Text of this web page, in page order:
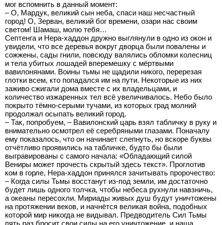
мог вспомнить в данный момент:
– О, Мардук, великий сын неба, спаси наш несчастный
город! О, Зерван, великий бог времени, озари нас своим
светом! Шамаш, молю тебя…
Септенга и Нера-хаддон дружно выглянули в одно из окон и
увидели, что все деревья вокруг дворца были повалены и
сожжены, сады гнили, повсюду валялись обломки колесниц
и тела убитых лошадей вперемешку с мёртвыми
вавилонянами. Воины тьмы не щадили никого, перерезая
глотки всем, кто попадался им на пути. Некоторые из них
заживо сжигали дома вместе с их владельцами, и
количество изжаренных тел всё увеличивалось. Небо было
покрыто тёмно-серыми тучами, из которых град молний
продолжал осыпать великий город.
– Так, попробуем, – Вавилонский царь взял табличку в руку и
внимательно осмотрел её серебряными глазами. Поначалу
ему показалось, что он начинает слепнуть, но вскоре буквы
отчётливо проявились на табличке, будто бы были
выгравированы с самого начала: «Обладающий силой
Вениры может прочесть скрытый здесь текст». Проглотив
ком в горле, Нера-хаддон принялся зачитывать пророчество:
– Когда силы Тьмы восстанут из-под земли, им достаточно
будет лишь одного толчка, чтобы небеса рухнули навзничь,
а океаны пересохли. Мириады живых душ будут уничтожены
на протяжении веков, и начнётся великая война, подобных
которой мир никогда не видывал. Предводитель Сил Тьмы
пять раз бросит свои силы на его уничтожение, и наша